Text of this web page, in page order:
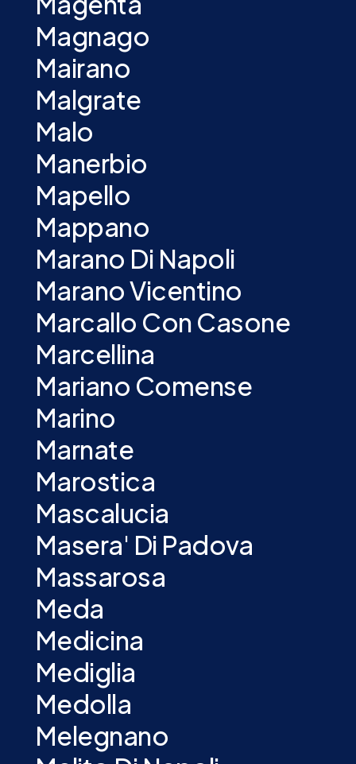
Magnago
Mairano
Malgrate
Malo
Manerbio
Mapello
Mappano
Marano Di Napoli
Marano Vicentino
Marcallo Con Casone
Marcellina
Mariano Comense
Marino
Marnate
Marostica
Mascalucia
Masera' Di Padova
Massarosa
Meda
Medicina
Mediglia
Medolla
Melegnano